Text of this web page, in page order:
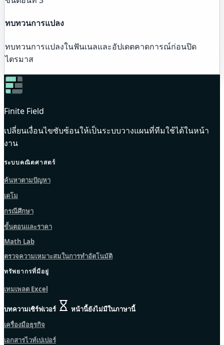
ทบทวนการแปลง
ทบทวนการแปลงในฟันเนลและอัปเดตคาดการณ์ก่อนปิด
ไตรมาส
Finite Field
เปลี่ยนเงื่อนไขซับซ้อนให้เป็นระบบวางแผนที่ทีมใช้ได้ในหน้า
งาน
ระบบคณิตศาสตร์
ค้นหาตามปัญหา
เดโม
กรณีศึกษา
ขั้นตอนและราคา
Math Lab
ตรวจความเหมาะสมในการทำอัตโนมัติ
ทรัพยากรที่มีอยู่
เทมเพลต Excel
บทความเซิร์ฟเวอร์
หน้านี้ยังไม่มีในภาษานี้
เครื่องมือธุรกิจ
เอกสารไวท์เปเปอร์